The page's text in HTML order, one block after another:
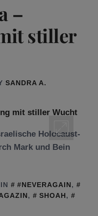
–
stiller
SANDRA A.
Holocaust-
Mark und Bein
#NEVERAGAIN,
, SHOAH,